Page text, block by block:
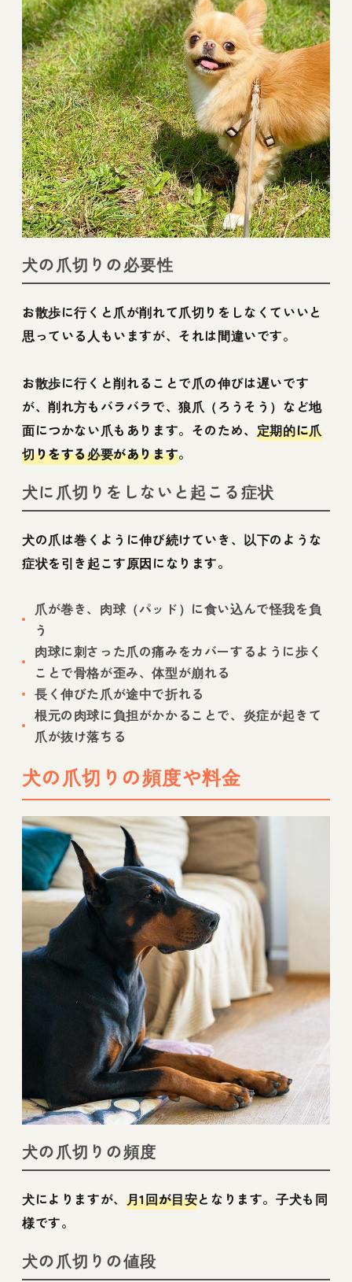
犬の爪切りの必要性
お散歩に行くと爪が削れて爪切りをしなくていいと
思っている人もいますが、それは間違いです。
お散歩に行くと削れることで爪の伸びは遅いです
が、削れ方もバラバラで、狼爪（ろうそう）など地
面につかない爪もあります。そのため、 定期的に爪
切りをする必要があります。
犬に爪切りをしないと起こる症状
犬の爪は巻くように伸び続けていき、以下のような
症状を引き起こす原因になります。
爪が巻き、肉球（パッド）に食い込んで怪我を負
う
肉球に刺さった爪の痛みをカバーするように歩く
ことで骨格が歪み、体型が崩れる
長く伸びた爪が途中で折れる
根元の肉球に負担がかかることで、炎症が起きて
爪が抜け落ちる
犬の爪切りの頻度や料金
犬の爪切りの頻度
犬によりますが、 月1回が目安となります。子犬も同
様です。
犬の爪切りの値段